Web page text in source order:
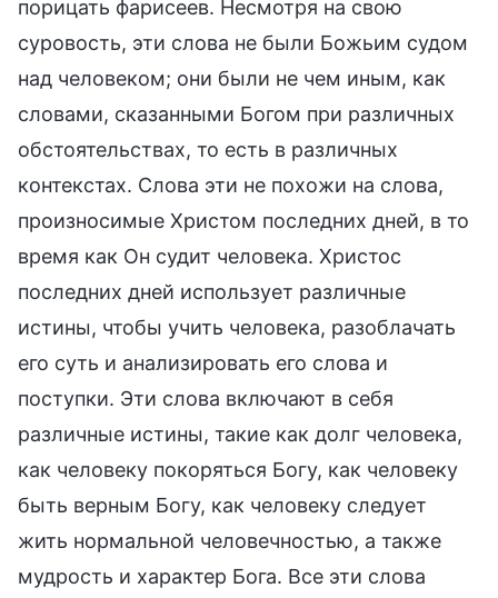
порицать фарисеев. Несмотря на свою
суровость, эти слова не были Божьим судом
над человеком; они были не чем иным, как
словами, сказанными Богом при различных
обстоятельствах, то есть в различных
контекстах. Слова эти не похожи на слова,
произносимые Христом последних дней, в то
время как Он судит человека. Христос
последних дней использует различные
истины, чтобы учить человека, разоблачать
его суть и анализировать его слова и
поступки. Эти слова включают в себя
различные истины, такие как долг человека,
как человеку покоряться Богу, как человеку
быть верным Богу, как человеку следует
жить нормальной человечностью, а также
мудрость и характер Бога. Все эти слова